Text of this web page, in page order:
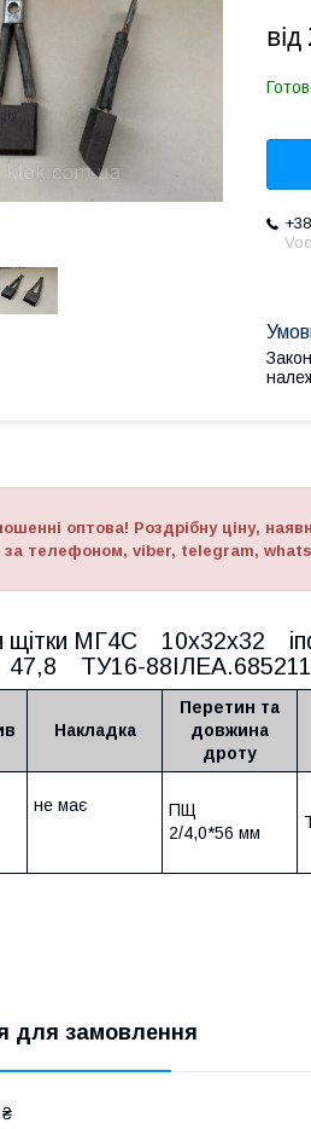
від
оптова! Роздрібну ціну,
за телефоном, viber, telegram,
щітки МГ4С
ТУ16-
Накладка
Перетин та
довжина
дроту
не має
ПЩ
2/4,0*56 мм
для замовлення
₴